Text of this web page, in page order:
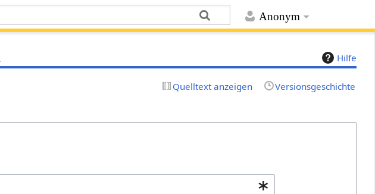
Anonym
Hilfe
Quelltext anzeigen Versionsgeschichte